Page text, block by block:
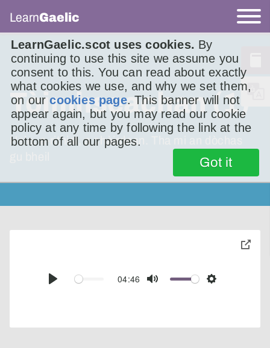
LearnGaelic.scot uses cookies. By
continuing to use this site we assume you
consent to this. You can read about exactly
what cookies we use, and why we set them,
on ourcookies page. This banner will not
appear again, but you may read our cookie
policy at any time by following the link at the
bottom of all our pages.
Got it
LearnGaelic
Tòimhseachan (1)
Halo, a-rithist, a chàirdean. Tha mi an dòchas
Play
04:46
Mute Settings
toggle